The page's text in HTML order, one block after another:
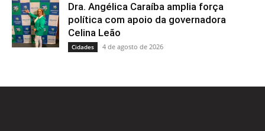
Dra. Angélica Caraíba amplia força
política com apoio da governadora
Celina Leão
Cidades 4 de agosto de 2026